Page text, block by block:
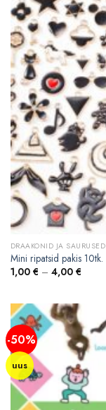
DRAAKONID JA SAURUSED
Mini ripatsid pakis 10tk.
1,00 € – 4,00 €
-50%
uus